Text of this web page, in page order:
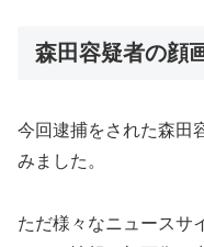
森田容疑者の顔
今回逮捕をされた森田
みました。
ただ様々なニュースサ